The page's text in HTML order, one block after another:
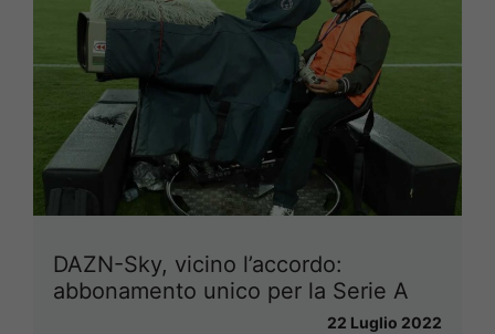
DAZN-Sky, vicino l’accordo:
abbonamento unico per la Serie A
22 Luglio 2022